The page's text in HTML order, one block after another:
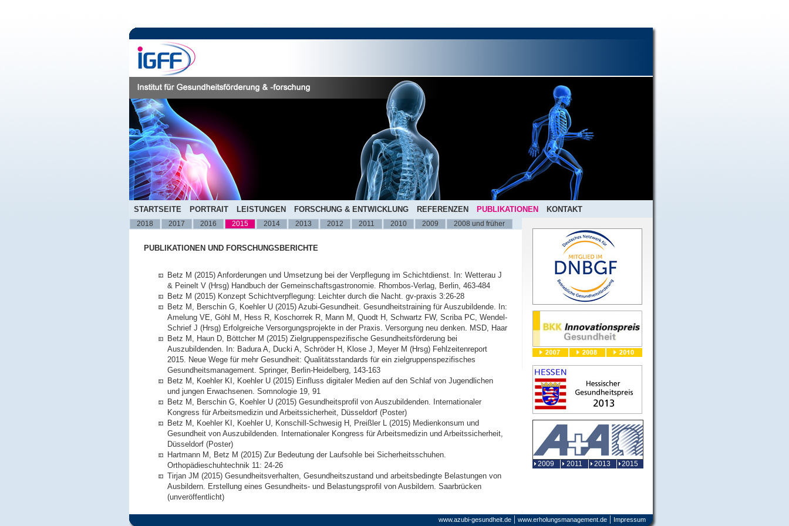
STARTSEITE PORTRAIT LEISTUNGEN FORSCHUNG & ENTWICKLUNG REFERENZEN PUBLIKATIONEN KONTAKT
2018 2017 2016 2015 2014 2013 2012 2011 2010 2009 2008 und früher
PUBLIKATIONEN UND FORSCHUNGSBERICHTE
Betz M (2015) Anforderungen und Umsetzung bei der Verpflegung im Schichtdienst. In: Wetterau J
& Peinelt V (Hrsg) Handbuch der Gemeinschaftsgastronomie. Rhombos-Verlag, Berlin, 463-484
Betz M (2015) Konzept Schichtverpflegung: Leichter durch die Nacht. gv-praxis 3:26-28
Betz M, Berschin G, Koehler U (2015) Azubi-Gesundheit. Gesundheitstraining für Auszubildende. In:
Amelung VE, Göhl M, Hess R, Koschorrek R, Mann M, Quodt H, Schwartz FW, Scriba PC, Wendel-
Schrief J (Hrsg) Erfolgreiche Versorgungsprojekte in der Praxis. Versorgung neu denken. MSD, Haar
Betz M, Haun D, Böttcher M (2015) Zielgruppenspezifische Gesundheitsförderung bei
Auszubildenden. In: Badura A, Ducki A, Schröder H, Klose J, Meyer M (Hrsg) Fehlzeitenreport
2015. Neue Wege für mehr Gesundheit: Qualitätsstandards für ein zielgruppenspezifisches
Gesundheitsmanagement. Springer, Berlin-Heidelberg, 143-163
Betz M, Koehler KI, Koehler U (2015) Einfluss digitaler Medien auf den Schlaf von Jugendlichen
und jungen Erwachsenen. Somnologie 19, 91
Betz M, Berschin G, Koehler U (2015) Gesundheitsprofil von Auszubildenden. Internationaler
Kongress für Arbeitsmedizin und Arbeitssicherheit, Düsseldorf (Poster)
Betz M, Koehler KI, Koehler U, Konschill-Schwesig H, Preißler L (2015) Medienkonsum und
Gesundheit von Auszubildenden. Internationaler Kongress für Arbeitsmedizin und Arbeitssicherheit,
Düsseldorf (Poster)
Hartmann M, Betz M (2015) Zur Bedeutung der Laufsohle bei Sicherheitsschuhen.
Orthopädieschuhtechnik 11: 24-26
Tirjan JM (2015) Gesundheitsverhalten, Gesundheitszustand und arbeitsbedingte Belastungen von
Ausbildern. Erstellung eines Gesundheits- und Belastungsprofil von Ausbildern. Saarbrücken
(unveröffentlicht)
2009 2011 2013 2015
www.azubi-gesundheit.de| www.erholungsmanagement.de| Impressum